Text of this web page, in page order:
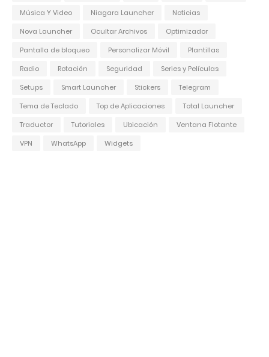
Música Y Video
Niagara Launcher
Noticias
Nova Launcher
Ocultar Archivos
Optimizador
Pantalla de bloqueo
Personalizar Móvil
Plantillas
Radio
Rotación Seguridad
Series y Películas
Setups
Smart Launcher Stickers
Telegram
Tema de Teclado
Top de Aplicaciones
Total Launcher
Traductor
Tutoriales Ubicación
Ventana Flotante
VPN
WhatsApp Widgets